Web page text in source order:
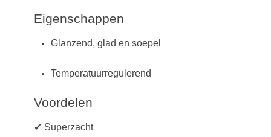
Eigenschappen
Glanzend, glad en soepel
Temperatuurregulerend
Voordelen
✔ Superzacht